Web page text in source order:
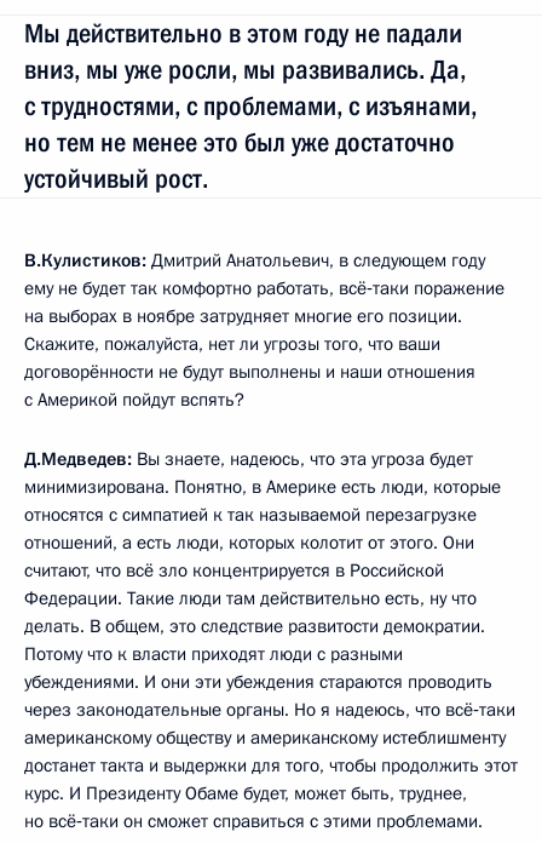
Мы действительно в этом году не падали
вниз, мы уже росли, мы развивались. Да,
с трудностями, с проблемами, с изъянами,
но тем не менее это был уже достаточно
устойчивый рост.
В.Кулистиков: Дмитрий Анатольевич, в следующем году
ему не будет так комфортно работать, всё‑таки поражение
на выборах в ноябре затрудняет многие его позиции.
Скажите, пожалуйста, нет ли угрозы того, что ваши
договорённости не будут выполнены и наши отношения
с Америкой пойдут вспять?
Д.Медведев: Вы знаете, надеюсь, что эта угроза будет
минимизирована. Понятно, в Америке есть люди, которые
относятся с симпатией к так называемой перезагрузке
отношений, а есть люди, которых колотит от этого. Они
считают, что всё зло концентрируется в Российской
Федерации. Такие люди там действительно есть, ну что
делать. В общем, это следствие развитости демократии.
Потому что к власти приходят люди с разными
убеждениями. И они эти убеждения стараются проводить
через законодательные органы. Но я надеюсь, что всё‑таки
американскому обществу и американскому истеблишменту
достанет такта и выдержки для того, чтобы продолжить этот
курс. И Президенту Обаме будет, может быть, труднее,
но всё‑таки он сможет справиться с этими проблемами.